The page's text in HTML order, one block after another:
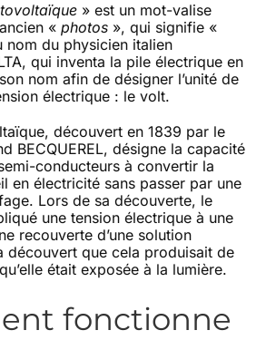
» est un mot-valise
« photos», qui signifie «
nom du physicien italien
qui inventa la pile électrique en
nom afin de désigner l’unité de
électrique : le volt.
découvert en 1839 par le
BECQUEREL, désigne la capacité
conducteurs à convertir la
en électricité sans passer par une
Lors de sa découverte, le
une tension électrique à une
recouverte d’une solution
découvert que cela produisait de
était exposée à la lumière.
fonctionne